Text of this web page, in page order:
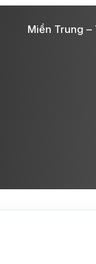
Miền Trung –